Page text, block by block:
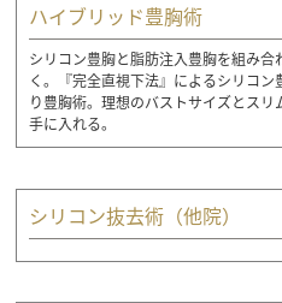
ハイブリッド豊胸術
シリコン豊胸と脂肪注入豊胸を組み合
く。『完全直視下法』によるシリコ
り豊胸術。理想のバストサイズとス
手に入れる。
シリコン抜去術（他院）